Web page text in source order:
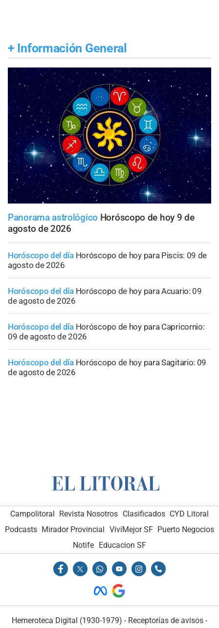
+ Información General
Panorama astrológico Horóscopo de hoy 9 de
agosto de 2026
Horóscopo del día Horóscopo de hoy para Piscis: 09 de
agosto de 2026
Horóscopo del día Horóscopo de hoy para Acuario: 09
de agosto de 2026
Horóscopo del día Horóscopo de hoy para Capricornio:
09 de agosto de 2026
Horóscopo del día Horóscopo de hoy para Sagitario: 09
de agosto de 2026
Campolitoral Revista Nosotros Clasificados CYD Litoral
Podcasts Mirador Provincial VivíMejor SF Puerto Negocios
Notife Educacion SF
Hemeroteca Digital (1930-1979) - Receptorías de avisos -